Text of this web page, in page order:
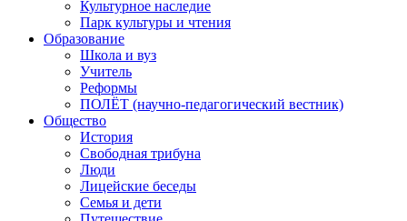
Культурное наследие
Парк культуры и чтения
Образование
Школа и вуз
Учитель
Реформы
ПОЛЁТ (научно-педагогический вестник)
Общество
История
Свободная трибуна
Люди
Лицейские беседы
Семья и дети